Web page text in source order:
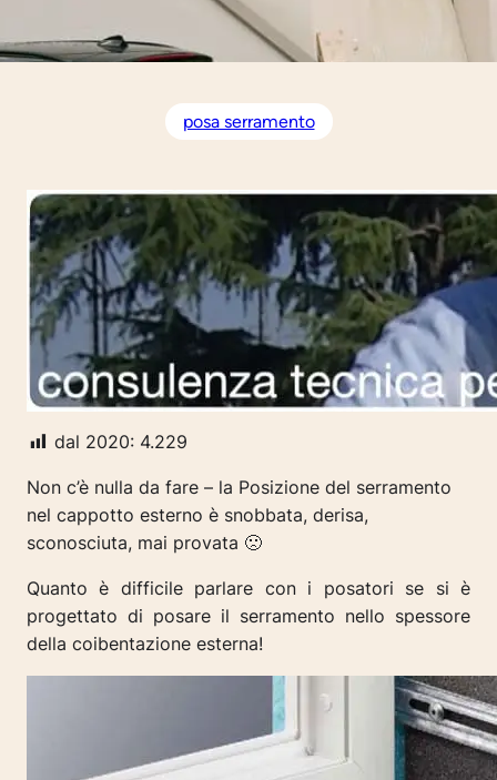
posa serramento
dal 2020: 4.229
Non c’è nulla da fare – la Posizione del serramento
nel cappotto esterno è snobbata, derisa,
sconosciuta, mai provata 🙁
Quanto è difficile parlare con i posatori se si è
progettato di posare il serramento nello spessore
della coibentazione esterna!